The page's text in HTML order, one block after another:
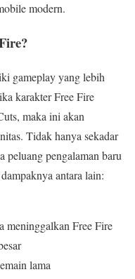
modern.
gameplay yang lebih
karakter Free Fire
maka ini akan
Tidak hanya sekadar
peluang pengalaman baru
antara lain:
meninggalkan Free Fire
lama